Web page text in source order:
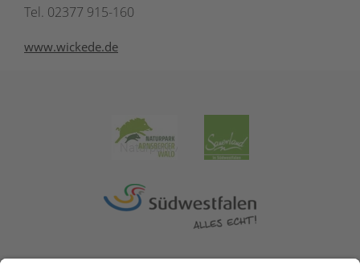
Tel. 02377 915-160
www.wickede.de